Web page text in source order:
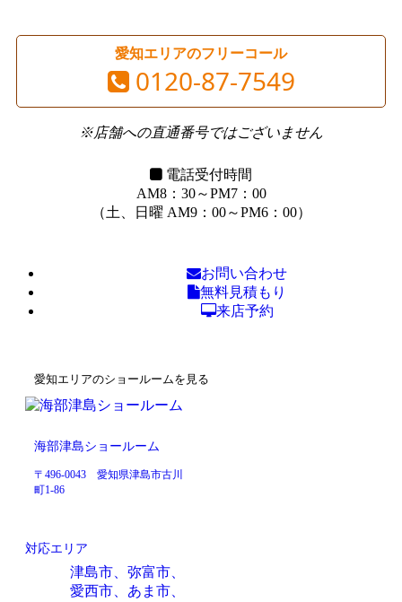
愛知エリアのフリーコール
0120-87-7549
※店舗への直通番号ではございません
電話受付時間
AM8：30～PM7：00
（土、日曜 AM9：00～PM6：00）
お問い合わせ
無料見積もり
来店予約
愛知エリアのショールームを見る
海部津島ショールーム
〒496-0043 愛知県津島市古川
町1-86
対応エリア
津島市、弥富市、
愛西市、あま市、